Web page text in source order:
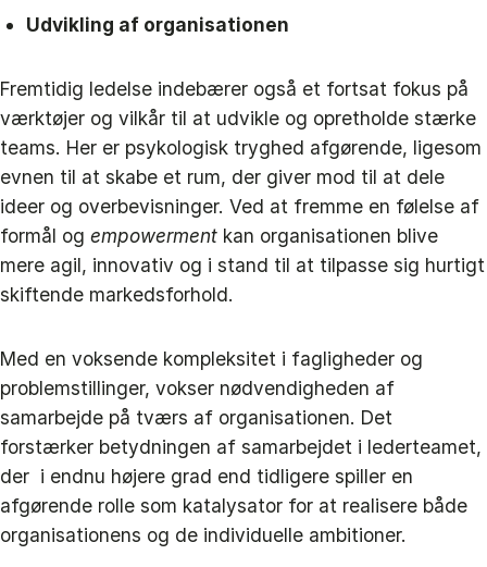
Udvikling af organisationen
Fremtidig ledelse indebærer også et fortsat fokus på
værktøjer og vilkår til at udvikle og opretholde stærke
teams. Her er psykologisk tryghed afgørende, ligesom
evnen til at skabe et rum, der giver mod til at dele
ideer og overbevisninger. Ved at fremme en følelse af
formål og empowerment kan organisationen blive
mere agil, innovativ og i stand til at tilpasse sig hurtigt
skiftende markedsforhold.
Med en voksende kompleksitet i fagligheder og
problemstillinger, vokser nødvendigheden af
samarbejde på tværs af organisationen. Det
forstærker betydningen af samarbejdet i lederteamet,
der i endnu højere grad end tidligere spiller en
afgørende rolle som katalysator for at realisere både
organisationens og de individuelle ambitioner.